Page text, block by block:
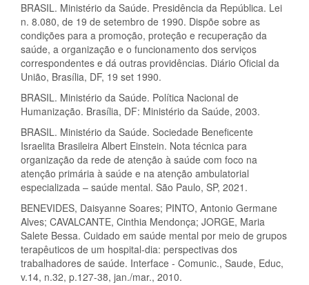
BRASIL. Ministério da Saúde. Presidência da República. Lei
n. 8.080, de 19 de setembro de 1990. Dispõe sobre as
condições para a promoção, proteção e recuperação da
saúde, a organização e o funcionamento dos serviços
correspondentes e dá outras providências. Diário Oficial da
União, Brasília, DF, 19 set 1990.
BRASIL. Ministério da Saúde. Política Nacional de
Humanização. Brasília, DF: Ministério da Saúde, 2003.
BRASIL. Ministério da Saúde. Sociedade Beneficente
Israelita Brasileira Albert Einstein. Nota técnica para
organização da rede de atenção à saúde com foco na
atenção primária à saúde e na atenção ambulatorial
especializada – saúde mental. São Paulo, SP, 2021.
BENEVIDES, Daisyanne Soares; PINTO, Antonio Germane
Alves; CAVALCANTE, Cinthia Mendonça; JORGE, Maria
Salete Bessa. Cuidado em saúde mental por meio de grupos
terapêuticos de um hospital-dia: perspectivas dos
trabalhadores de saúde. Interface - Comunic., Saude, Educ,
v.14, n.32, p.127-38, jan./mar., 2010.